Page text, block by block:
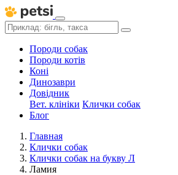
Породи собак
Породи котів
Коні
Динозаври
Довідник
Вет. клініки Клички собак
Блог
Главная
Клички собак
Клички собак на букву Л
Ламия